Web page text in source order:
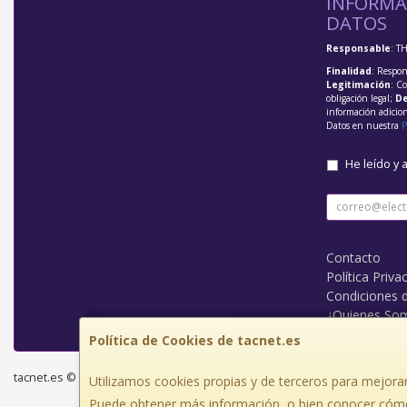
Política de Cookies de tacnet.es
Utilizamos cookies propias y de terceros para
DATOS
Responsable:
Finalidad:
Legitimación:
obligación legal;
información
Datos en nuestra
He leído y
Contacto
Política
Condiciones
¿Quienes
tacnet.es © 2026